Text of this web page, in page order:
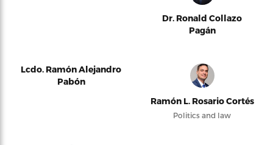
Dr. Ronald Collazo
Pagán
Lcdo. Ramón Alejandro
Pabón
Ramón L. Rosario Cortés
Politics and law